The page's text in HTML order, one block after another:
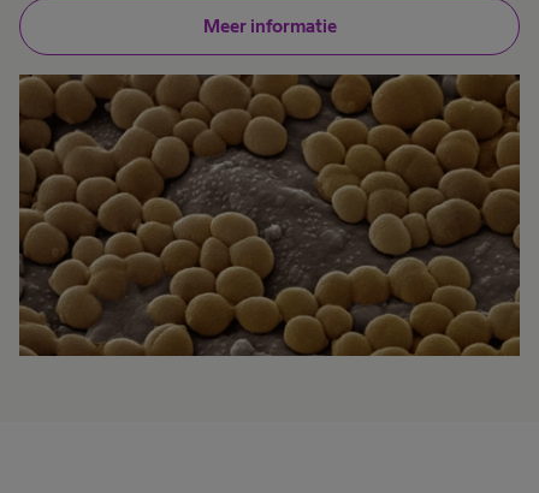
Meer informatie